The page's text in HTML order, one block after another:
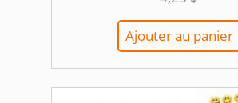
Ajouter au panier